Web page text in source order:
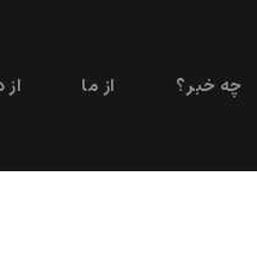
چه خبر؟ از ما